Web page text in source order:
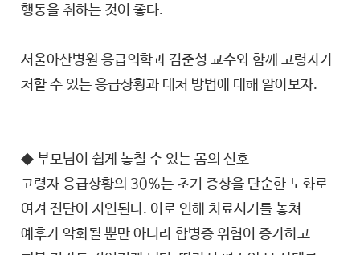
행동을 취하는 것이 좋다.
서울아산병원 응급의학과 김준성 교수와 함께 고령자가
처할 수 있는 응급상황과 대처 방법에 대해 알아보자.
◆ 부모님이 쉽게 놓칠 수 있는 몸의 신호
고령자 응급상황의 30%는 초기 증상을 단순한 노화로
여겨 진단이 지연된다. 이로 인해 치료시기를 놓쳐
예후가 악화될 뿐만 아니라 합병증 위험이 증가하고